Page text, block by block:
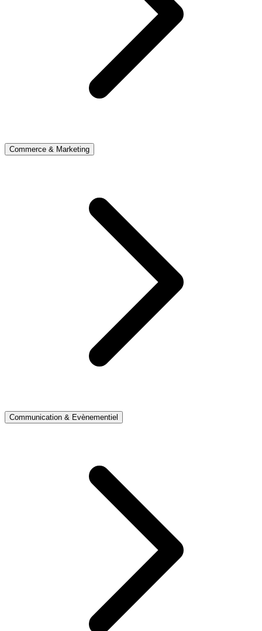
Commerce & Marketing
Communication & Evènementiel